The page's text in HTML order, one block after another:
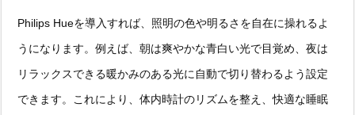
Philips Hueを導入すれば、照明の色や明るさを自在に操れるよ
うになります。例えば、朝は爽やかな青白い光で目覚め、夜は
リラックスできる暖かみのある光に自動で切り替わるよう設定
できます。これにより、体内時計のリズムを整え、快適な睡眠